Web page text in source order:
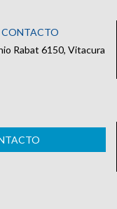
Rabat 6150, Vitacura